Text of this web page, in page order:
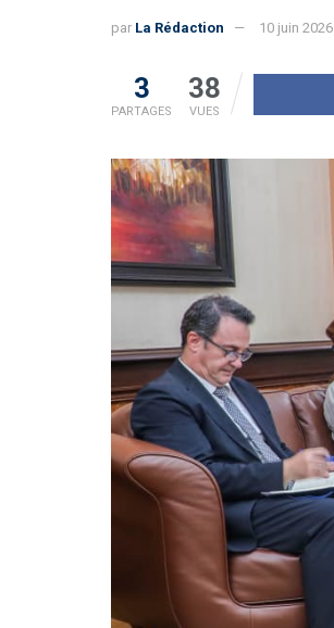
par La Rédaction 10 juin 2026
3
PARTAGES
38
VUES